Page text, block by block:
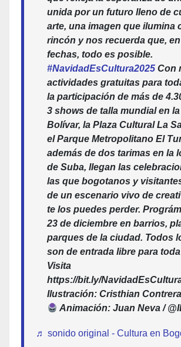
unida por un futuro lleno de
arte, una imagen que ilumina
rincón y nos recuerda que,
fechas, todo es posible.
#NavidadEsCultura2025 Con
actividades gratuitas para
la participación de más de
3 shows de talla mundial en
Bolívar, la Plaza Cultural La
el Parque Metropolitano El
además de dos tarimas en la
de Suba, llegan las
las que bogotanos y
de un escenario vivo de
te los puedes perder.
23 de diciembre en barrios,
parques de la ciudad. Todos
son de entrada libre para
Visita
https://bit.ly/
Ilustración: Cristhian
Animación: Juan Neva /
♬ sonido original - Cultura en